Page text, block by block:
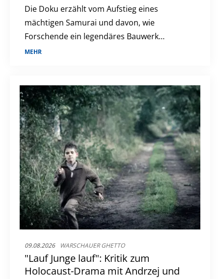
Die Doku erzählt vom Aufstieg eines
mächtigen Samurai und davon, wie
Forschende ein legendäres Bauwerk
rekonstruieren wollen.
MEHR
09.08.2026 WARSCHAUER GHETTO
"Lauf Junge lauf": Kritik zum
Holocaust-Drama mit Andrzej und